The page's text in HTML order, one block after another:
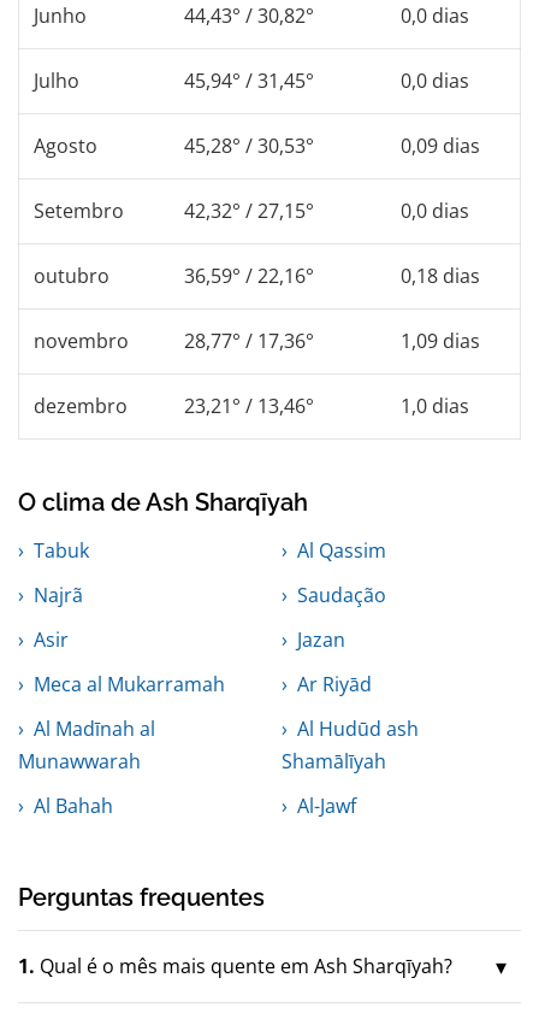
Junho 44,43° / 30,82° 0,0 dias
Julho 45,94° / 31,45° 0,0 dias
Agosto 45,28° / 30,53° 0,09 dias
Setembro 42,32° / 27,15° 0,0 dias
outubro 36,59° / 22,16° 0,18 dias
novembro 28,77° / 17,36° 1,09 dias
dezembro 23,21° / 13,46° 1,0 dias
O clima de Ash Sharqīyah
Tabuk
Al Qassim
Najrã
Saudação
Asir
Jazan
Meca al Mukarramah
Ar Riyād
Al Madīnah al
Munawwarah
Al Hudūd ash
Shamālīyah
Al Bahah
Al-Jawf
Perguntas frequentes
1. Qual é o mês mais quente em Ash Sharqīyah?